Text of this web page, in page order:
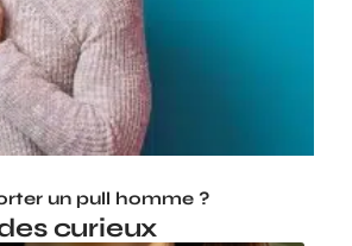
un pull homme ?
curieux